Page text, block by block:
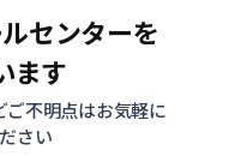
センターを
ます
ご不明点はお気軽に
さい